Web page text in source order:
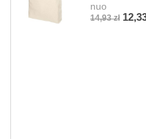
nuo
14,93 zł